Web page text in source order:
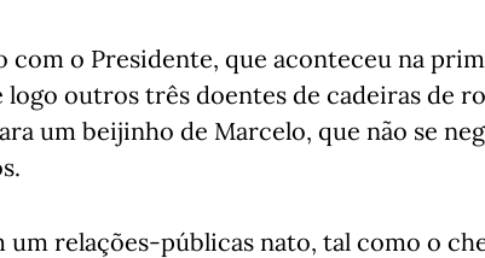
com o Presidente, que aconteceu na
outros três doentes de cadeiras de
um beijinho de Marcelo, que não se
um relações-públicas nato, tal como o